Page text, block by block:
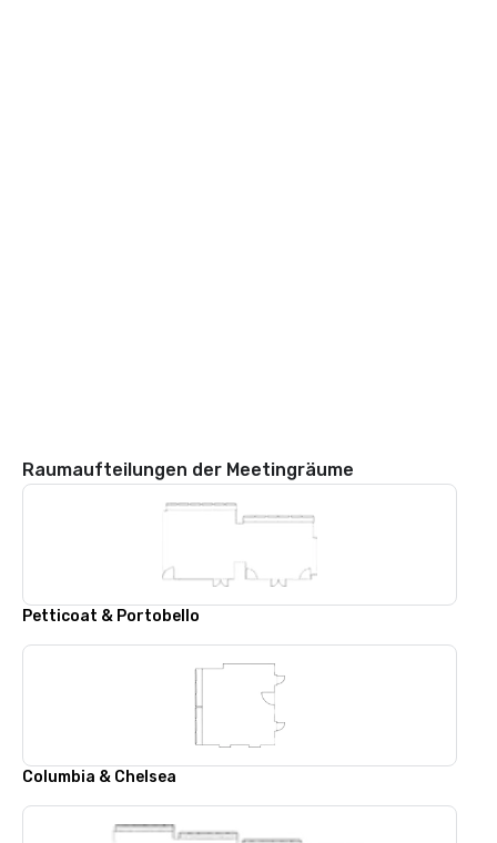
Raumaufteilungen der Meetingräume
Petticoat & Portobello
Columbia & Chelsea